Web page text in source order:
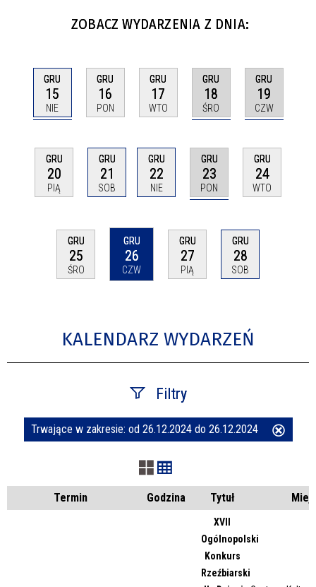
ZOBACZ WYDARZENIA Z DNIA:
GRU
15
NIE
GRU
16
PON
GRU
17
WTO
GRU
18
ŚRO
GRU
19
CZW
GRU
20
PIĄ
GRU
21
SOB
GRU
22
NIE
GRU
23
PON
GRU
24
WTO
GRU
25
ŚRO
GRU
26
CZW
GRU
27
PIĄ
GRU
28
SOB
KALENDARZ WYDARZEŃ
Filtry
Szukana fraza
Kategoria
Trwające w zakresie: od 26.12.2024 do 26.12.2024
Termin Godzina Tytuł
XVII
Ogólnopolski
Konkurs
Rzeźbiarski